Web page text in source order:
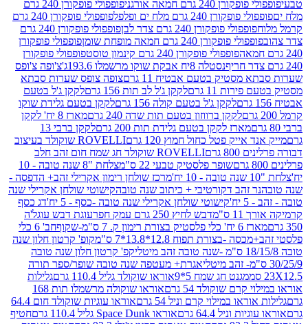
240 גרם חמאה אורגני
פופפולי פופקורן 240 גרם
240 גרם מלח ים ופלפל
פופפולי פופקורן 240 גרם
פופפולי פופקורן 240 גרם צדר לבן
פופפולי פופקורן 240 גרם
פופקורן 240 גרם חמאה מופחת שומן
פופפולי פופקורן
פופפולי פופקורן 240 גרם קינמון טוסט
פופפולי פופקורן
נסטלה 8יח אבקת שוקו מרשמלו 193.6ג'
צ'ופה צ'ופס
מסטיק בטעם אבטיח 11 גרם
צופה צופס שערות סבתא
11 גרם
לקקן ג'ל לב תות 156 גרם
לקקן ג'ל בטעם
לקקן ג'ל בטעם קולה 156 גרם
לקקן בטעם גלידת שוקו
לקקן ברווזון בטעם תות שדה 240 גרם
מארז 8 יח' לקקן
מארז לקקן בטעם גלידת תות 200 גרם
לקקן ברבי 13
אייק פטל כחול חמוץ 120 גרם
ROVELLI שוקולד בעיצוב
גרם
ROVELLI שוקולד חג שמח חום זהב חלב
שופר פלסטיק טבעי 22 ס"מ
צלחת "8 שנה טובה - 10
מרכז שולחן רימון אקרילי זהב+ הדפסה -
זהב דקורטיבי + כיתוב שנה טובהקישוטי שולחן אקרילי שנה
קישוטי שולחן אקרילי שנה טובה -כסף - 5 יח'
דג כסף
ס"מ
דבש לחיץ 250 גרם עמק חפר
עוגת דבש עוגל'ה
בצורת רימון ק. 7 ס"מ-שקוף
חב' 6 כלי
-בצורת תפוח 12.8*13.8*7 ס"מ
קופ' קרטון חלון שנה
קפ' קרטון חלון שנה טובה
אגרת+ מעטפה שנה טובה שופר/ספר תורה
מגנט חג שמח 5*9
אוראו שוקולד גליל 110.4 גרם
גלילות
קרם שוקולד 54 גרם
אוראו שוקולה מרשמלו תות 168
במילוי קרם וניל 54 גרם
אוראו עוגיות שוקולד חום 64.4
וניל 64.4 גרם
אוראו Space Dunk גליל 110.4 גרם
חטיף